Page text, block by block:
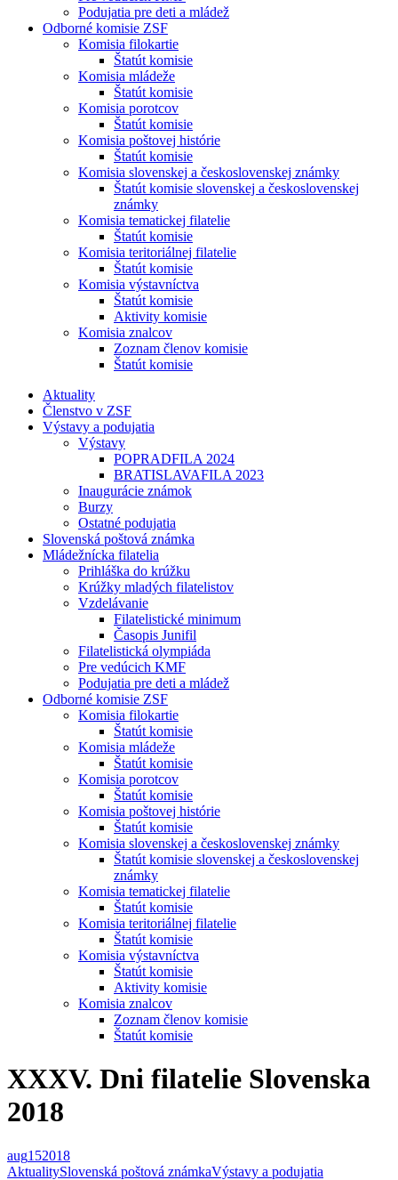
Podujatia pre deti a mládež
Odborné komisie ZSF
Komisia filokartie
Štatút komisie
Komisia mládeže
Štatút komisie
Komisia porotcov
Štatút komisie
Komisia poštovej histórie
Štatút komisie
Komisia slovenskej a československej známky
Štatút komisie slovenskej a československej
známky
Komisia tematickej filatelie
Štatút komisie
Komisia teritoriálnej filatelie
Štatút komisie
Komisia výstavníctva
Štatút komisie
Aktivity komisie
Komisia znalcov
Zoznam členov komisie
Štatút komisie
Aktuality
Členstvo v ZSF
Výstavy a podujatia
Výstavy
POPRADFILA 2024
BRATISLAVAFILA 2023
Inaugurácie známok
Burzy
Ostatné podujatia
Slovenská poštová známka
Mládežnícka filatelia
Prihláška do krúžku
Krúžky mladých filatelistov
Vzdelávanie
Filatelistické minimum
Časopis Junifil
Filatelistická olympiáda
Pre vedúcich KMF
Podujatia pre deti a mládež
Odborné komisie ZSF
Komisia filokartie
Štatút komisie
Komisia mládeže
Štatút komisie
Komisia porotcov
Štatút komisie
Komisia poštovej histórie
Štatút komisie
Komisia slovenskej a československej známky
Štatút komisie slovenskej a československej
známky
Komisia tematickej filatelie
Štatút komisie
Komisia teritoriálnej filatelie
Štatút komisie
Komisia výstavníctva
Štatút komisie
Aktivity komisie
Komisia znalcov
Zoznam členov komisie
Štatút komisie
XXXV. Dni filatelie Slovenska
2018
aug152018
AktualitySlovenská poštová známkaVýstavy a podujatia